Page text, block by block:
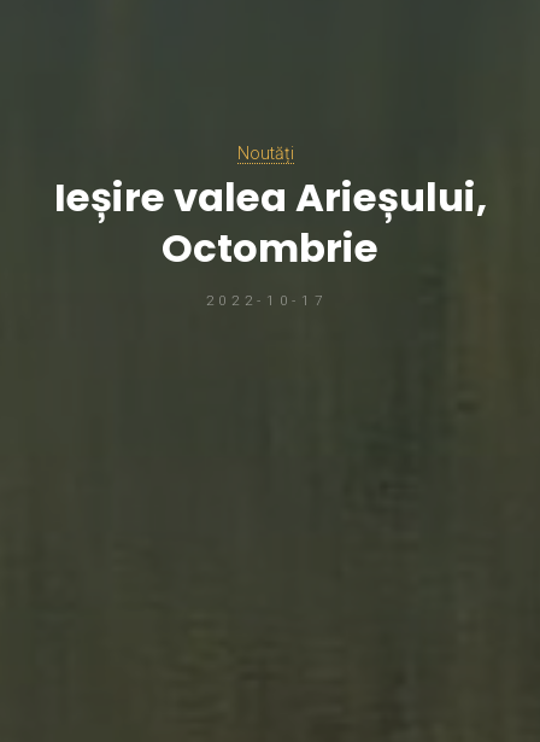
Noutăți
Ieșire valea Arieșului,
Octombrie
2022-10-17